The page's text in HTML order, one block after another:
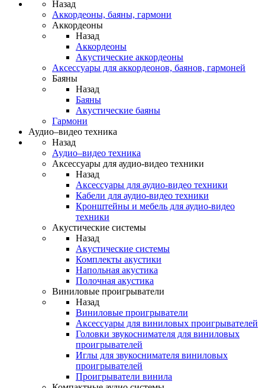
Назад
Аккордеоны, баяны, гармони
Аккордеоны
Назад
Аккордеоны
Акустические аккордеоны
Аксессуары для аккордеонов, баянов, гармоней
Баяны
Назад
Баяны
Акустические баяны
Гармони
Аудио–видео техника
Назад
Аудио–видео техника
Аксессуары для аудио-видео техники
Назад
Аксессуары для аудио-видео техники
Кабели для аудио-видео техники
Кронштейны и мебель для аудио-видео
техники
Акустические системы
Назад
Акустические системы
Комплекты акустики
Напольная акустика
Полочная акустика
Виниловые проигрыватели
Назад
Виниловые проигрыватели
Аксессуары для виниловых проигрывателей
Головки звукоснимателя для виниловых
проигрывателей
Иглы для звукоснимателя виниловых
проигрывателей
Проигрыватели винила